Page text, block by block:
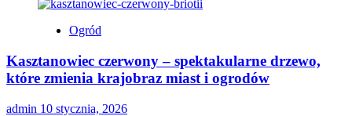
Ogród
Kasztanowiec czerwony – spektakularne drzewo,
które zmienia krajobraz miast i ogrodów
admin 10 stycznia, 2026